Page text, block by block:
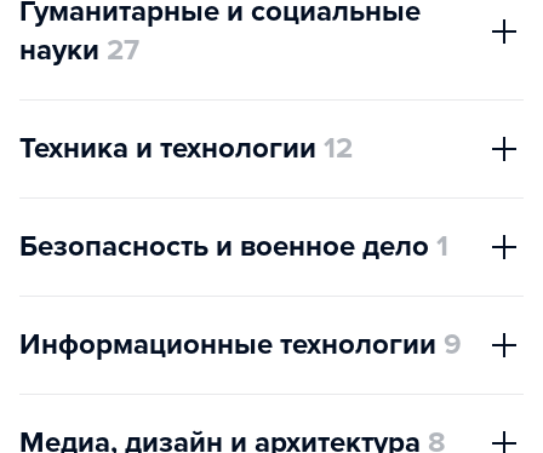
Гуманитарные и социальные
науки 27
Техника и технологии 12
Безопасность и военное дело 1
Информационные технологии 9
Медиа, дизайн и архитектура 8